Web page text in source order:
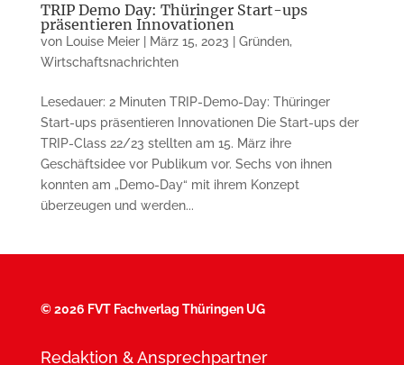
TRIP Demo Day: Thüringer Start-ups
präsentieren Innovationen
von Louise Meier| März 15, 2023 Gründen,
Wirtschaftsnachrichten
Lesedauer: 2 Minuten TRIP-Demo-Day: Thüringer
Start-ups präsentieren Inno­vationen Die Start-ups der
TRIP-Class 22/23 stellten am 15. März ihre
Geschäftsidee vor Publikum vor. Sechs von ihnen
konnten am „Demo-Day“ mit ihrem Konzept
überzeugen und werden...
©2026 FVT Fachverlag Thüringen UG
Redaktion & Ansprechpartner